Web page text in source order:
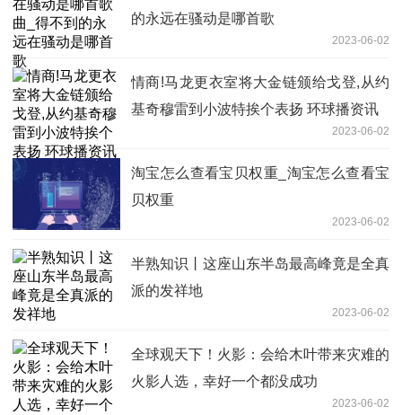
的永远在骚动是哪首歌
2023-06-02
情商!马龙更衣室将大金链颁给戈登,从约
基奇穆雷到小波特挨个表扬 环球播资讯
2023-06-02
淘宝怎么查看宝贝权重_淘宝怎么查看宝
贝权重
2023-06-02
半熟知识丨这座山东半岛最高峰竟是全真
派的发祥地
2023-06-02
全球观天下！火影：会给木叶带来灾难的
火影人选，幸好一个都没成功
2023-06-02